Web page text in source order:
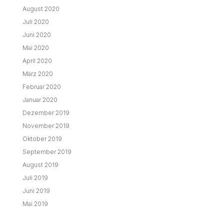
August 2020
Juli 2020
Juni 2020
Mai 2020
April 2020
März 2020
Februar 2020
Januar 2020
Dezember 2019
November 2019
Oktober 2019
September 2019
August 2019
Juli 2019
Juni 2019
Mai 2019